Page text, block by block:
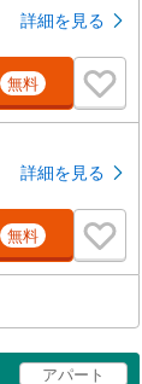
詳細を見る
無料
詳細を見る
無料
アパート